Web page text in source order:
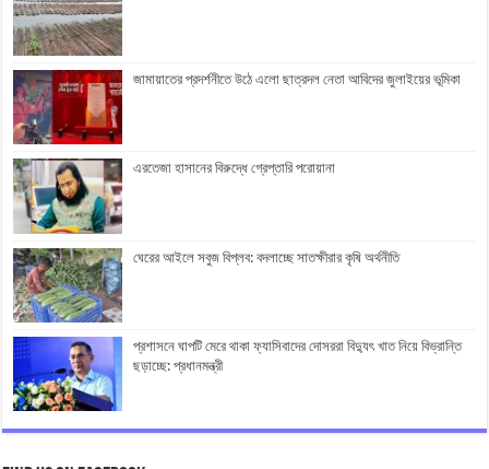
জামায়াতের প্রদর্শনীতে উঠে এলো ছাত্রদল নেতা আবিদের জুলাইয়ের ভূমিকা
এরতেজা হাসানের বিরুদ্ধে গ্রেপ্তারি পরোয়ানা
ঘেরের আইলে সবুজ বিপ্লব: বদলাচ্ছে সাতক্ষীরার কৃষি অর্থনীতি
প্রশাসনে ঘাপটি মেরে থাকা ফ্যাসিবাদের দোসররা বিদ্যুৎ খাত নিয়ে বিভ্রান্তি
ছড়াচ্ছে: প্রধানমন্ত্রী